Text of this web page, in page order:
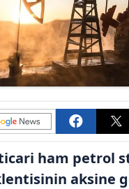
ham petrol
aksine